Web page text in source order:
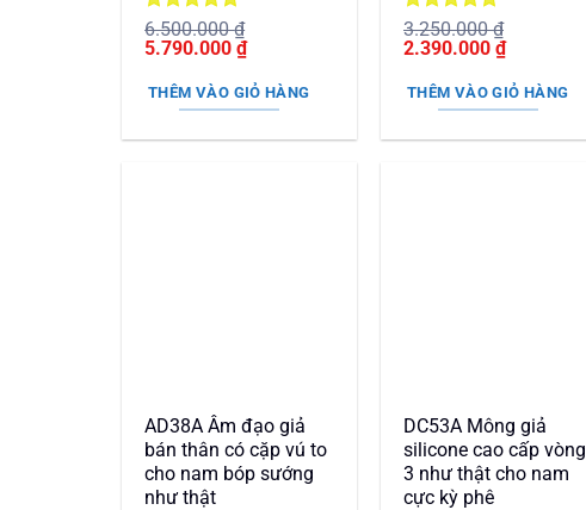
Được xếp
hạng55
6.500.000₫
Giá
là:
6.500.000 ₫.
5.790.000₫Giá
hiện
tại
là:
THÊM VÀO GIỎ HÀNG
Được xếp
hạng55
3.250.000₫
Giá
là:
3.250.000 ₫.
2.390.000₫Giá
hiện
tại
là:
THÊM VÀO GIỎ HÀNG
AD38A Âm đạo giả
bán thân có cặp vú to
cho nam bóp sướng
như thật
DC53A Mông giả
silicone cao cấp vòng
3 như thật cho nam
cực kỳ phê